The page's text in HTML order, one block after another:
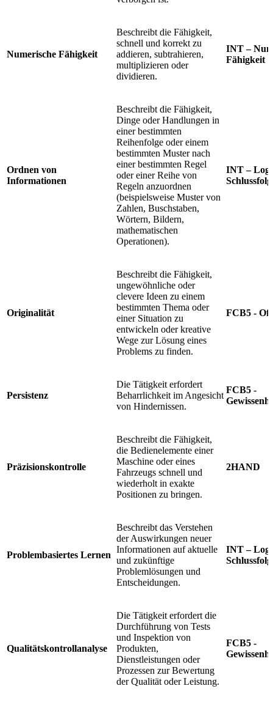
Numerische Fähigkeit
Beschreibt die Fähigkeit,
schnell und korrekt zu
addieren, subtrahieren,
multiplizieren oder
dividieren.
INT –
Fähigkeit
Ordnen von
Informationen
Beschreibt die Fähigkeit,
Dinge oder Handlungen in
einer bestimmten
Reihenfolge oder einem
bestimmten Muster nach
einer bestimmten Regel
oder einer Reihe von
Regeln anzuordnen
(beispielsweise Muster von
Zahlen, Buschstaben,
Wörtern, Bildern,
mathematischen
Operationen).
INT –
Originalität
Beschreibt die Fähigkeit,
ungewöhnliche oder
clevere Ideen zu einem
bestimmten Thema oder
einer Situation zu
entwickeln oder kreative
Wege zur Lösung eines
Problems zu finden.
FCB5 -
Persistenz
Die Tätigkeit erfordert
Beharrlichkeit im Angesicht
von Hindernissen.
FCB5 -
Präzisionskontrolle
Beschreibt die Fähigkeit,
die Bedienelemente einer
Maschine oder eines
Fahrzeugs schnell und
wiederholt in exakte
Positionen zu bringen.
2HAND
Problembasiertes Lernen
Beschreibt das Verstehen
der Auswirkungen neuer
Informationen auf aktuelle
und zukünftige
Problemlösungen und
Entscheidungen.
INT –
Qualitätskontrollanalyse
Die Tätigkeit erfordert die
Durchführung von Tests
und Inspektion von
Produkten,
Dienstleistungen oder
Prozessen zur Bewertung
der Qualität oder Leistung.
FCB5 -